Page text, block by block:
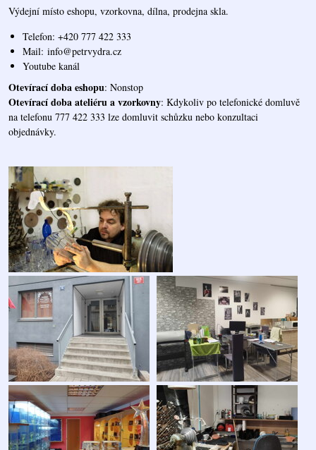
Výdejní místo eshopu, vzorkovna, dílna, prodejna skla.
Telefon: +420 777 422 333
Mail: info@petrvydra.cz
Youtube kanál
Otevírací doba eshopu: Nonstop
Otevírací doba ateliéru a vzorkovny: Kdykoliv po telefonické domluvě
na telefonu 777 422 333 lze domluvit schůzku nebo konzultaci
objednávky.